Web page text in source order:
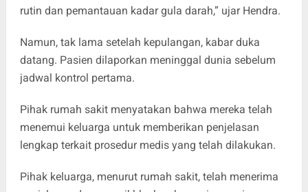
rutin dan pemantauan kadar gula darah,” ujar Hendra.
Namun, tak lama setelah kepulangan, kabar duka
datang. Pasien dilaporkan meninggal dunia sebelum
jadwal kontrol pertama.
Pihak rumah sakit menyatakan bahwa mereka telah
menemui keluarga untuk memberikan penjelasan
lengkap terkait prosedur medis yang telah dilakukan.
Pihak keluarga, menurut rumah sakit, telah menerima